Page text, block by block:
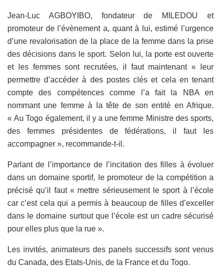
Jean-Luc AGBOYIBO, fondateur de MILEDOU et
promoteur de l’évènement a, quant à lui, estimé l’urgence
d’une revalorisation de la place de la femme dans la prise
des décisions dans le sport. Selon lui, la porte est ouverte
et les femmes sont recrutées, il faut maintenant « leur
permettre d’accéder à des postes clés et cela en tenant
compte des compétences comme l’a fait la NBA en
nommant une femme à la tête de son entité en Afrique.
« Au Togo également, il y a une femme Ministre des sports,
des femmes présidentes de fédérations, il faut les
accompagner », recommande-t-il.
Parlant de l’importance de l’incitation des filles à évoluer
dans un domaine sportif, le promoteur de la compétition a
précisé qu’il faut « mettre sérieusement le sport à l’école
car c’est cela qui a permis à beaucoup de filles d’exceller
dans le domaine surtout que l’école est un cadre sécurisé
pour elles plus que la rue ».
Les invités, animateurs des panels successifs sont venus
du Canada, des Etats-Unis, de la France et du Togo.